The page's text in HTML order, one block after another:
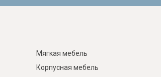
Мягкая мебель
Корпусная мебель